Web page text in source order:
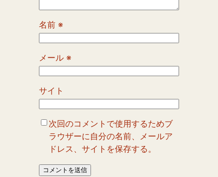
名前 ※
メール ※
サイト
次回のコメントで使用するためブ
ラウザーに自分の名前、メールア
ドレス、サイトを保存する。